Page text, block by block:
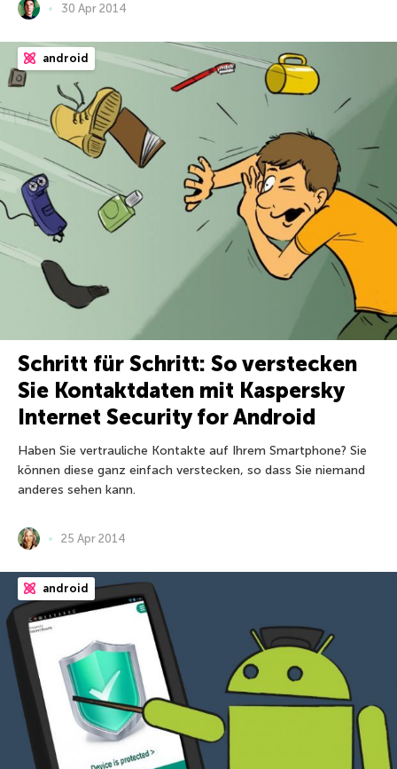
30 Apr 2014
android
Schritt für Schritt: So verstecken
Sie Kontaktdaten mit Kaspersky
Internet Security for Android
Haben Sie vertrauliche Kontakte auf Ihrem Smartphone? Sie
können diese ganz einfach verstecken, so dass Sie niemand
anderes sehen kann.
25 Apr 2014
android